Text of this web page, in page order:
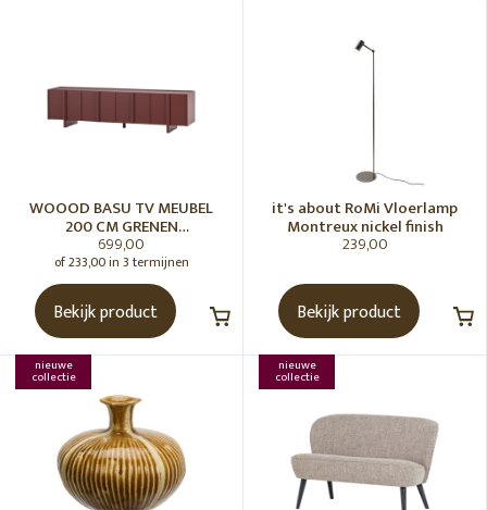
WOOOD BASU TV MEUBEL
200 CM GRENEN
BORDEAUXROOD [fsc]
699,00
of 233,00 in 3 termijnen
Bekijk product
it's about RoMi Vloerlamp
Montreux nickel finish
239,00
Bekijk product
nieuwe
collectie
nieuwe
collectie